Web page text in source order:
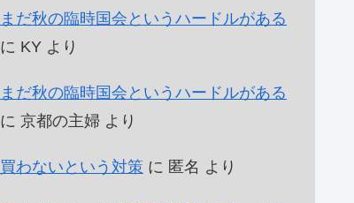
まだ秋の臨時国会というハードルがある
に KY より
まだ秋の臨時国会というハードルがある
に 京都の主婦 より
買わないという対策 に 匿名 より